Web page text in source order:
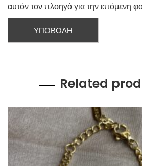
αυτόν τον πλοηγό για την επόμενη
Related